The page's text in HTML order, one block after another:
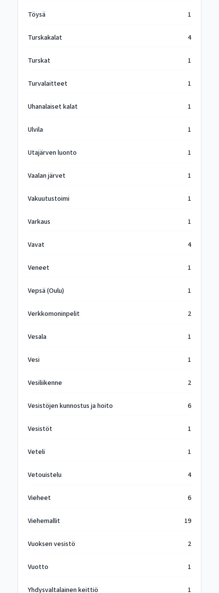
Töysä 1
Turskakalat 4
Turskat 1
Turvalaitteet 1
Uhanalaiset kalat 1
Ulvila 1
Utajärven luonto 1
Vaalan järvet 1
Vakuutustoimi 1
Varkaus 1
Vavat 4
Veneet 1
Vepsä (Oulu) 1
Verkkomoninpelit 2
Vesala 1
Vesi 1
Vesiliikenne 2
Vesistöjen kunnostus ja hoito 6
Vesistöt 1
Veteli 1
Vetouistelu 4
Vieheet 6
Viehemallit 19
Vuoksen vesistö 2
Vuotto 1
Yhdysvaltalainen keittiö 1